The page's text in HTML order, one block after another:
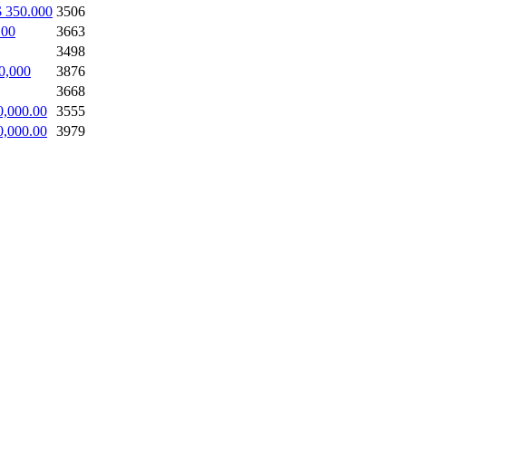
350.000 3506
3663
3498
3876
3668
3555
3979